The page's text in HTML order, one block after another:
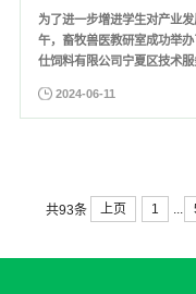
为了进一步增进学生对产业
午，畜牧兽医教研室成功举
仕饲料有限公司宁夏区技术
理及疾病预防》为题，结合
2024-06-11
共93条 上页 1